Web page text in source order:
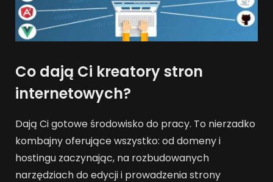
Co dają Ci kreatory stron
internetowych?
Dają Ci gotowe środowisko do pracy. To nierzadko
kombajny oferujące wszystko: od domeny i
hostingu zaczynając, na rozbudowanych
narzędziach do edycji i prowadzenia strony